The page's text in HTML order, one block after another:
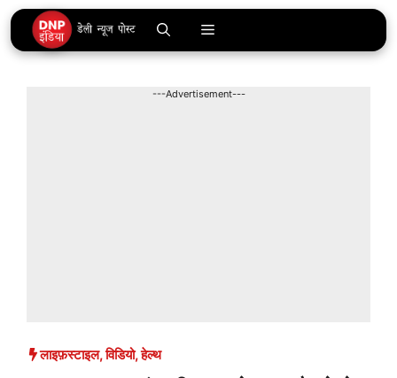
Skip
to
content
Menu
---Advertisement---
लाइफ़स्टाइल,विडियो,हेल्थ